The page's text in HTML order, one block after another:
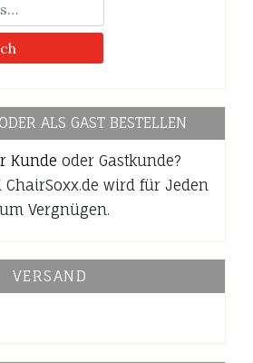
Die
können
auf
der
Produktseite
gewählt
werden
ALS GAST BESTELLEN
Kunde oder Gastkunde?
ChairSoxx.de wird für Jeden
Vergnügen.
VERSAND